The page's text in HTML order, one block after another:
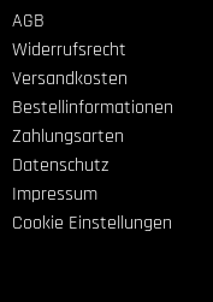
AGB
Widerrufsrecht
Versandkosten
Bestellinformationen
Zahlungsarten
Datenschutz
Impressum
Cookie Einstellungen